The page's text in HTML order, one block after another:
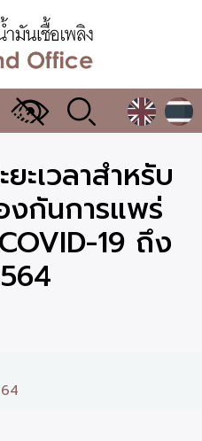
เมนู
เปลี่ยน
แสดง
ผละเวลาสำหรับ
งกันการแพร่
19 ถึง